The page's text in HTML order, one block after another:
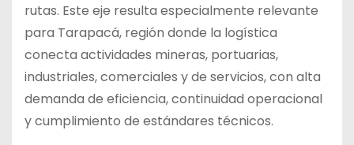
rutas. Este eje resulta especialmente relevante
para Tarapacá, región donde la logística
conecta actividades mineras, portuarias,
industriales, comerciales y de servicios, con alta
demanda de eficiencia, continuidad operacional
y cumplimiento de estándares técnicos.